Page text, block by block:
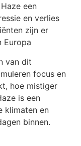
een
en verlies
zijn er
Europa
van dit
focus en
hoe mistiger
is een
klimaten en
binnen.